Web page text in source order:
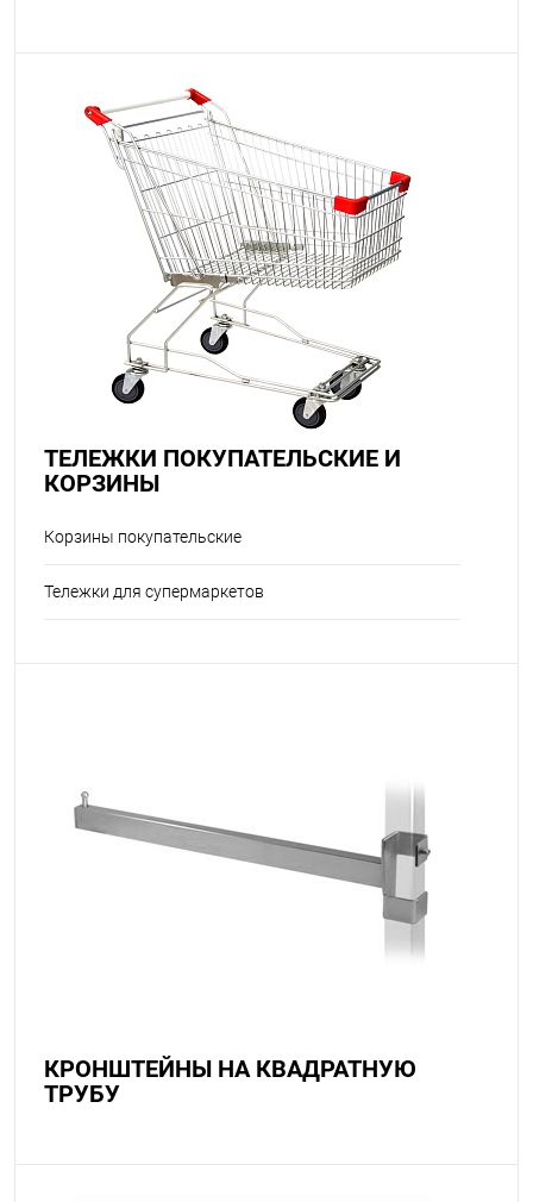
ТЕЛЕЖКИ ПОКУПАТЕЛЬСКИЕ И
КОРЗИНЫ
Корзины покупательские
Тележки для супермаркетов
КРОНШТЕЙНЫ НА КВАДРАТНУЮ
ТРУБУ